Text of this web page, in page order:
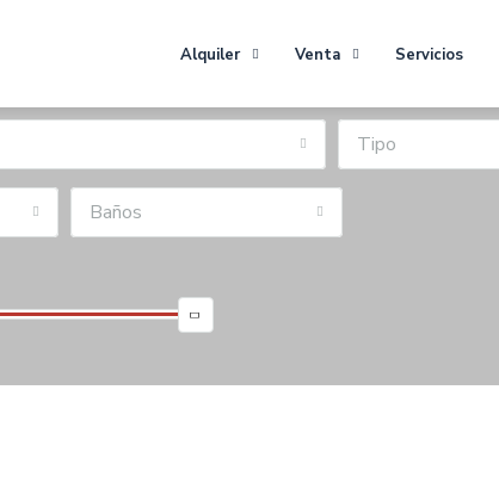
Alquiler Venta Servicios
Tipo
Baños